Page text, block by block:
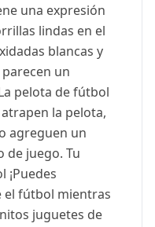
una expresión
lindas en el
blancas y
un
pelota de fútbol
la pelota,
agreguen un
de juego. Tu
¡Puedes
el fútbol mientras
juguetes de